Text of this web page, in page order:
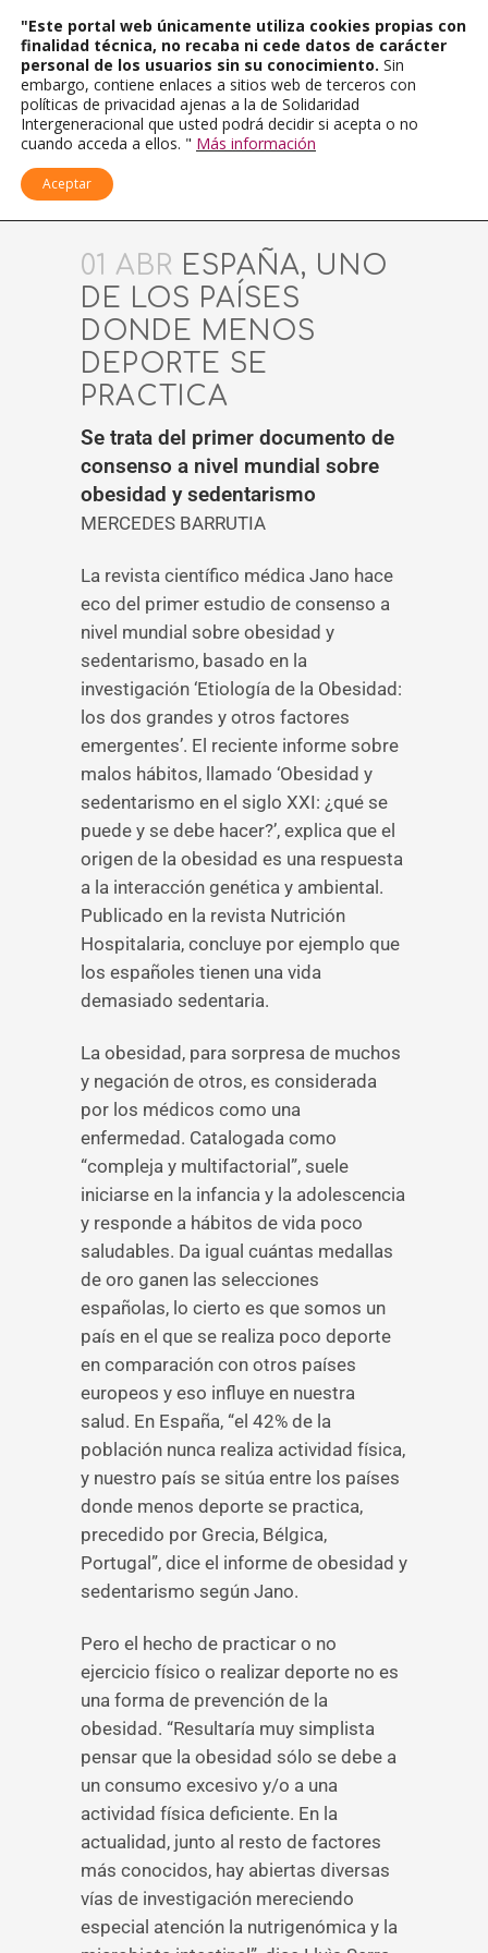
01 ABR ESPAÑA, UNO
DE LOS PAÍSES
DONDE MENOS
DEPORTE SE
PRACTICA
Se trata del primer documento de
consenso a nivel mundial sobre
obesidad y sedentarismo
MERCEDES BARRUTIA
La revista científico médica Jano hace
eco del primer estudio de consenso a
nivel mundial sobre obesidad y
sedentarismo, basado en la
investigación ‘Etiología de la Obesidad:
los dos grandes y otros factores
emergentes’. El reciente informe sobre
malos hábitos, llamado ‘Obesidad y
sedentarismo en el siglo XXI: ¿qué se
puede y se debe hacer?’, explica que el
origen de la obesidad es una respuesta
a la interacción genética y ambiental.
Publicado en la revista Nutrición
Hospitalaria, concluye por ejemplo que
los españoles tienen una vida
demasiado sedentaria.
La obesidad, para sorpresa de muchos
y negación de otros, es considerada
por los médicos como una
enfermedad. Catalogada como
“compleja y multifactorial”, suele
iniciarse en la infancia y la adolescencia
y responde a hábitos de vida poco
saludables. Da igual cuántas medallas
de oro ganen las selecciones
españolas, lo cierto es que somos un
país en el que se realiza poco deporte
en comparación con otros países
europeos y eso influye en nuestra
salud. En España, “el 42% de la
población nunca realiza actividad física,
y nuestro país se sitúa entre los países
donde menos deporte se practica,
precedido por Grecia, Bélgica,
Portugal”, dice el informe de obesidad y
sedentarismo según Jano.
Pero el hecho de practicar o no
ejercicio físico o realizar deporte no es
una forma de prevención de la
obesidad. “Resultaría muy simplista
pensar que la obesidad sólo se debe a
un consumo excesivo y/o a una
actividad física deficiente. En la
actualidad, junto al resto de factores
más conocidos, hay abiertas diversas
vías de investigación mereciendo
especial atención la nutrigenómica y la
"Este portal web únicamente utiliza cookies propias con
finalidad técnica, no recaba ni cede datos de carácter
personal de los usuarios sin su conocimiento. Sin
embargo, contiene enlaces a sitios web de terceros con
políticas de privacidad ajenas a la de Solidaridad
Intergeneracional que usted podrá decidir si acepta o no
cuando acceda a ellos. " Más información
Aceptar